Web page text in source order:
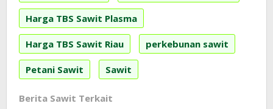
Harga TBS Sawit Plasma
Harga TBS Sawit Riau perkebunan sawit
Petani Sawit Sawit
Berita Sawit Terkait